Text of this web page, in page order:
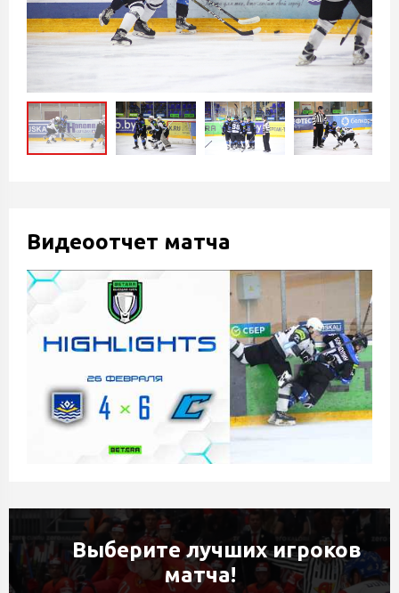
Видеоотчет матча
Выберите лучших игроков
матча!